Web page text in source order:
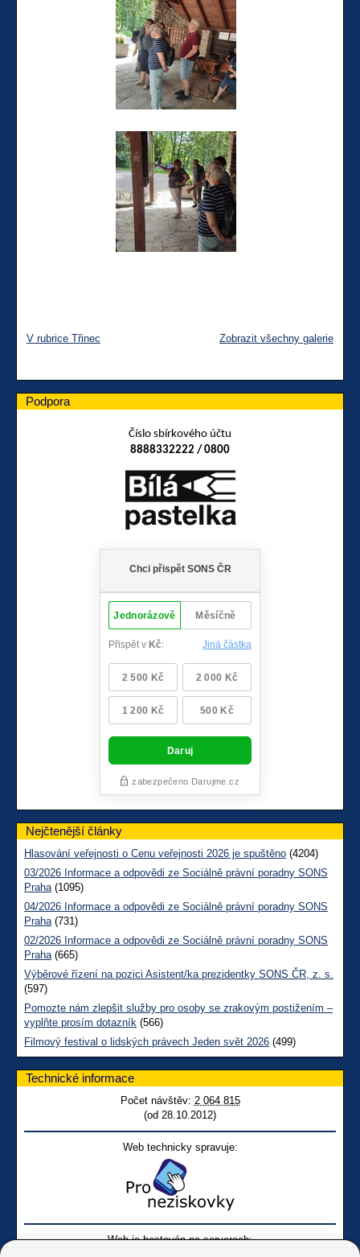
V rubrice Třinec Zobrazit všechny galerie
Podpora
Číslo sbírkového účtu
8888332222 / 0800
Nejčtenější články
Hlasování veřejnosti o Cenu veřejnosti 2026 je spuštěno (4204)
03/2026 Informace a odpovědi ze Sociálně právní poradny SONS
Praha(1095)
04/2026 Informace a odpovědi ze Sociálně právní poradny SONS
Praha(731)
02/2026 Informace a odpovědi ze Sociálně právní poradny SONS
Praha(665)
Výběrové řízení na pozici Asistent/ka prezidentky SONS ČR, z. s.
(597)
Pomozte nám zlepšit služby pro osoby se zrakovým postižením –
vyplňte prosím dotazník (566)
Filmový festival o lidských právech Jeden svět 2026 (499)
Technické informace
Počet návštěv: 2 064 815
(od 28.10.2012)
Web technicky spravuje:
Web je hostován na serverech: